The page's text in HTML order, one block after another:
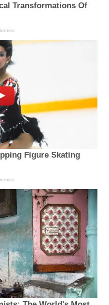
Transformations Of
Figure Skating